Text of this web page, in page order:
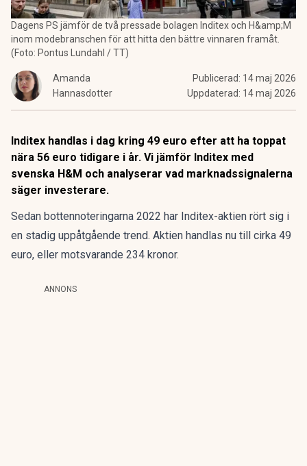
Dagens PS jämför de två pressade bolagen Inditex och H&amp;M
inom modebranschen för att hitta den bättre vinnaren framåt.
(Foto: Pontus Lundahl / TT)
Amanda
Hannasdotter
Publicerad: 14 maj 2026
Uppdaterad: 14 maj 2026
Inditex handlas i dag kring 49 euro efter att ha toppat
nära 56 euro tidigare i år. Vi jämför Inditex med
svenska H&M och analyserar vad marknadssignalerna
säger investerare.
Sedan bottennoteringarna 2022 har Inditex-aktien rört sig i
en stadig uppåtgående trend. Aktien handlas nu till cirka 49
euro, eller motsvarande 234 kronor.
ANNONS